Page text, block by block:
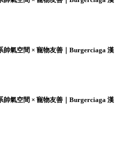
帥氣空間 × 寵物友善｜Burgerciaga 漢
帥氣空間 × 寵物友善｜Burgerciaga 漢